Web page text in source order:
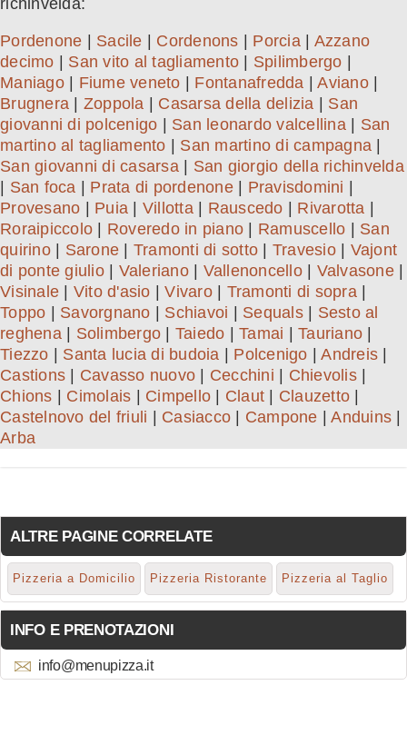
richinvelda:
Pordenone Sacile Cordenons Porcia| Azzano
decimo
San vito al tagliamento Spilimbergo
Maniago| Fiume veneto Fontanafredda |Aviano|
Brugnera
Zoppola Casarsa della delizia
San
giovanni di polcenigo
San leonardo valcellina| San
martino al tagliamento
San martino di campagna
San giovanni di casarsa| San giorgio della richinvelda
San foca Prata di pordenone| Pravisdomini
Provesano
Puia Villotta| Rauscedo Rivarotta
Roraipiccolo
Roveredo in piano Ramuscello
San
quirino| Sarone Tramonti di sotto Travesio| Vajont
di ponte giulio| Valeriano| Vallenoncello| Valvasone|
Visinale
Vito d'asio |Vivaro| Tramonti di sopra|
Toppo
Savorgnano Schiavoi Sequals| Sesto al
reghena| Solimbergo Taiedo Tamai Tauriano
Tiezzo
Santa lucia di budoia Polcenigo |Andreis
Castions
Cavasso nuovo Cecchini Chievolis|
Chions
Cimolais Cimpello Claut Clauzetto
Castelnovo del friuli
Casiacco Campone |Anduins
Arba
ALTRE PAGINE CORRELATE
Pizzeria a Domicilio Pizzeria Ristorante Pizzeria al Taglio
INFO E PRENOTAZIONI
info@menupizza.it